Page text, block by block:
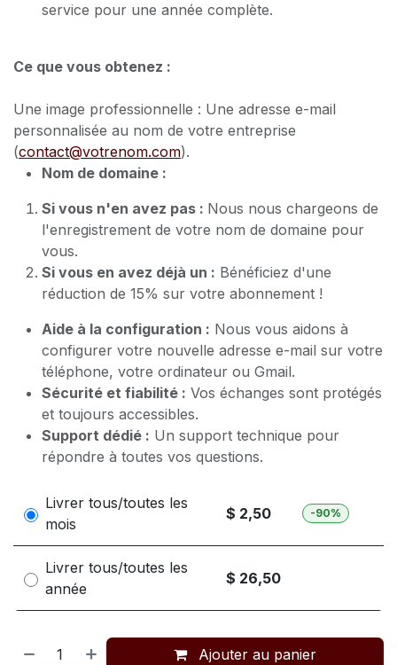
service pour une année complète.
Ce que vous obtenez :
Une image professionnelle : Une adresse e-mail
personnalisée au nom de votre entreprise
(contact@votrenom.com).
Nom de domaine :
Si vous n'en avez pas : Nous nous chargeons de
l'enregistrement de votre nom de domaine pour
vous.
Si vous en avez déjà un : Bénéficiez d'une
réduction de 15% sur votre abonnement !
Aide à la configuration : Nous vous aidons à
configurer votre nouvelle adresse e-mail sur votre
téléphone, votre ordinateur ou Gmail.
Sécurité et fiabilité : Vos échanges sont protégés
et toujours accessibles.
Support dédié : Un support technique pour
répondre à toutes vos questions.
Livrer tous/toutes les
mois
$ 2,50 -90%
Livrer tous/toutes les
année
$ 26,50
Ajouter au panier